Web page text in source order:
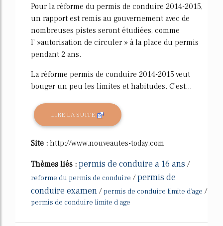
Pour la réforme du permis de conduire 2014-2015,
un rapport est remis au gouvernement avec de
nombreuses pistes seront étudiées, comme
l' »autorisation de circuler » à la place du permis
pendant 2 ans.
La réforme permis de conduire 2014-2015 veut
bouger un peu les limites et habitudes. C'est...
LIRE LA SUITE
Site : http://www.nouveautes-today.com
Thèmes liés : permis de conduire a 16 ans /
reforme du permis de conduire /permis de
conduire examen / permis de conduire limite d'age /
permis de conduire limite d age